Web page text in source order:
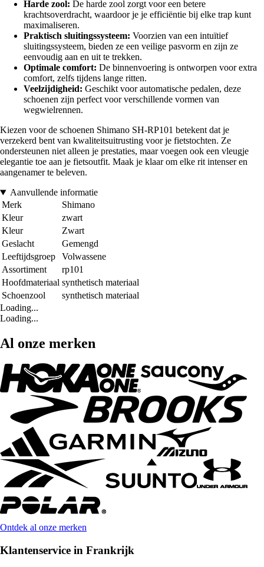
Harde zool: De harde zool zorgt voor een betere
krachtsoverdracht, waardoor je je efficiëntie bij elke trap kunt
maximaliseren.
Praktisch sluitingssysteem: Voorzien van een intuïtief
sluitingssysteem, bieden ze een veilige pasvorm en zijn ze
eenvoudig aan en uit te trekken.
Optimale comfort: De binnenvoering is ontworpen voor extra
comfort, zelfs tijdens lange ritten.
Veelzijdigheid: Geschikt voor automatische pedalen, deze
schoenen zijn perfect voor verschillende vormen van
wegwielrennen.
Kiezen voor de schoenen Shimano SH-RP101 betekent dat je
verzekerd bent van kwaliteitsuitrusting voor je fietstochten. Ze
ondersteunen niet alleen je prestaties, maar voegen ook een vleugje
elegantie toe aan je fietsoutfit. Maak je klaar om elke rit intenser en
aangenamer te beleven.
Aanvullende informatie
Merk
Shimano
Kleur
zwart
Kleur
Zwart
Geslacht
Gemengd
Leeftijdsgroep
Volwassene
Assortiment
rp101
Hoofdmateriaal synthetisch materiaal
Schoenzool
synthetisch materiaal
Loading...
Loading...
Al onze merken
Ontdek al onze merken
Klantenservice in Frankrijk